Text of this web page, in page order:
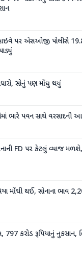
પર એસઓજી પોલીસે
સોનું પણ મોંઘુ થયું
ભારે પવન સાથે વરસાદની
FD પર કેટલું વ્યાજ મળશે,
મોંઘી થઈ, સોનાના ભાવ
797 કરોડ રૂપિયાનું નુકસાન,